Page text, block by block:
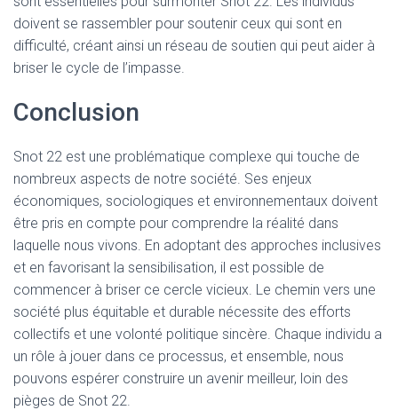
doivent se rassembler pour soutenir ceux qui sont en
difficulté, créant ainsi un réseau de soutien qui peut aider à
briser le cycle de l’impasse.
Conclusion
Snot 22 est une problématique complexe qui touche de
nombreux aspects de notre société. Ses enjeux
économiques, sociologiques et environnementaux doivent
être pris en compte pour comprendre la réalité dans
laquelle nous vivons. En adoptant des approches inclusives
et en favorisant la sensibilisation, il est possible de
commencer à briser ce cercle vicieux. Le chemin vers une
société plus équitable et durable nécessite des efforts
collectifs et une volonté politique sincère. Chaque individu a
un rôle à jouer dans ce processus, et ensemble, nous
pouvons espérer construire un avenir meilleur, loin des
pièges de Snot 22.